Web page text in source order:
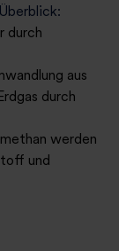
durch
aus
durch
werden
und